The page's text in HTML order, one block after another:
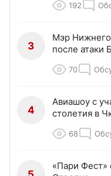
192
3
Мэр
после атаки
70
4
Авиашоу с
столетия в
68
«Пари Фест»